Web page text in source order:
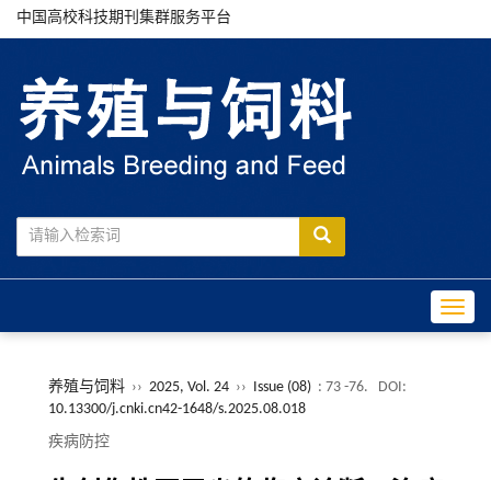
中国高校科技期刊集群服务平台
养殖与饲料 ›› 2025, Vol. 24 ›› Issue (08) : 73 -76.
DOI:
10.13300/j.cnki.cn42-1648/s.2025.08.018
疾病防控